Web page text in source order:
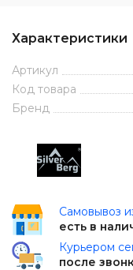
Характеристики
Артикул
Код товара
Бренд
Самовывоз
есть в
Курьером
после